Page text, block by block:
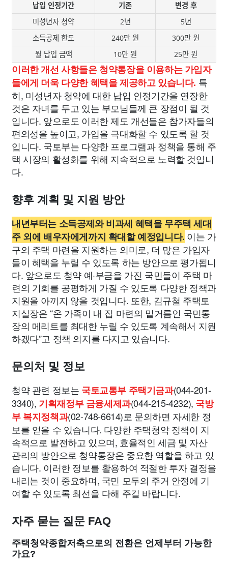
납입 인정기간 기존
변경 후
미성년자 청약
2년
5년
소득공제 한도
240만 원
300만 원
월 납입 금액
10만 원 25만 원
이러한 개선 사항들은 청약통장을 이용하는 가입자
들에게 더욱 다양한 혜택을 제공하고 있습니다. 특
히, 미성년자 청약에 대한 납입 인정기간을 연장한
것은 자녀를 두고 있는 부모님들께 큰 장점이 될 것
입니다. 앞으로도 이러한 제도 개선들은 참가자들의
편의성을 높이고, 가입을 극대화할 수 있도록 할 것
입니다. 국토부는 다양한 프로그램과 정책을 통해 주
택 시장의 활성화를 위해 지속적으로 노력할 것입니
다.
향후 계획 및 지원 방안
내년부터는 소득공제와 비과세 혜택을 무주택 세대
주 외에 배우자에게까지 확대할 예정입니다. 이는 가
구의 주택 마련을 지원하는 의미로, 더 많은 가입자
들이 혜택을 누릴 수 있도록 하는 방안으로 평가됩니
다. 앞으로도 청약 예·부금을 가진 국민들이 주택 마
련의 기회를 공평하게 가질 수 있도록 다양한 정책과
지원을 아끼지 않을 것입니다. 또한, 김규철 주택토
지실장은 “온 가족이 내 집 마련의 밑거름인 국민통
장의 메리트를 최대한 누릴 수 있도록 계속해서 지원
하겠다”고 정책 의지를 다지고 있습니다.
문의처 및 정보
청약 관련 정보는 국토교통부 주택기금과(044-201-
3340), 기획재정부 금융세제과(044-215-4232), 국방
부 복지정책과(02-748-6614)로 문의하면 자세한 정
보를 얻을 수 있습니다. 다양한 주택청약 정책이 지
속적으로 발전하고 있으며, 효율적인 세금 및 자산
관리의 방안으로 청약통장은 중요한 역할을 하고 있
습니다. 이러한 정보를 활용하여 적절한 투자 결정을
내리는 것이 중요하며, 국민 모두의 주거 안정에 기
여할 수 있도록 최선을 다해 주길 바랍니다.
자주 묻는 질문 FAQ
주택청약종합저축으로의 전환은 언제부터 가능한
가요?